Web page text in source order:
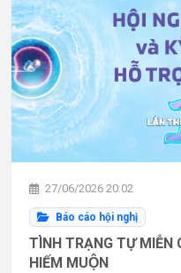
27/06/2026 20:02
Báo cáo hội nghị
TÌNH TRẠNG TỰ MIỄN
HIẾM MUỘN